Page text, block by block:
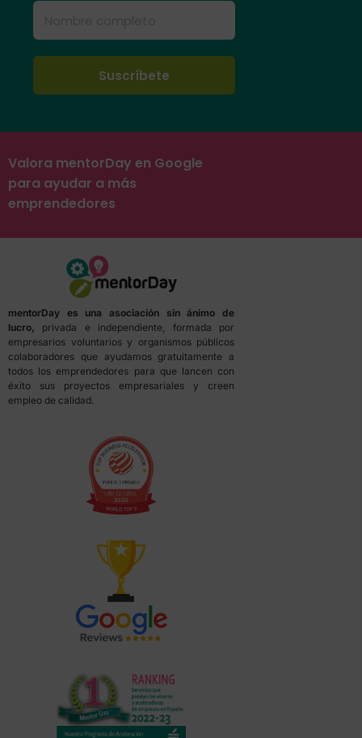
Valora mentorDay en Google
para ayudar a más
emprendedores
mentorDay es una asociación sin ánimo de
lucro, privada e independiente, formada por
empresarios voluntarios y organismos públicos
colaboradores que ayudamos gratuitamente a
todos los emprendedores para que lancen con
éxito sus proyectos empresariales y creen
empleo de calidad.